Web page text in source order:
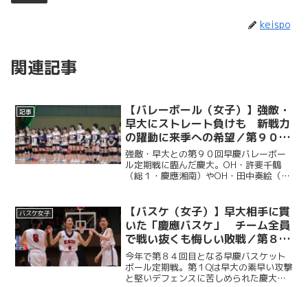
keispo
関連記事
記事
【バレーボール（女子）】強敵・
早大にストレート負けも 新戦力
の躍動に来季への希望／第９０回
早慶バレーボール定期戦
強敵・早大との第９０回早慶バレーボー
ル定期戦に臨んだ慶大。OH・許斐千鶴
（総１・慶應湘南）やOH・田中奏絵（文
た試合運びに苦しみ、セットカウント０
－３で敗れた。しかし、...
バスケ女子
【バスケ（女子）】早大相手に貫
いた「慶應バスケ」 チーム全員
で戦い抜くも悔しい敗戦／第８４
回早慶バスケットボール定期戦
今年で第８４回目となる早慶バスケット
ボール定期戦。第１Qは早大の素早い攻撃
と堅いデフェンスに苦しめられた慶大だ